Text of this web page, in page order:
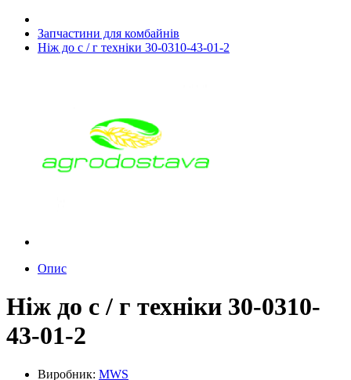
Запчастини для комбайнів
Ніж до с / г техніки 30-0310-43-01-2
Опис
Ніж до с / г техніки 30-0310-
43-01-2
Виробник: MWS